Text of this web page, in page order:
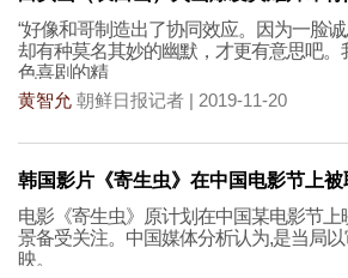
“好像和哥制造出了协同效应。因为一脸
却有种莫名其妙的幽默，才更有意思吧。
色喜剧的精
黄智允 朝鲜日报记者 | 2019-11-20
韩国影片《寄生虫》在中国电影节上被
电影《寄生虫》原计划在中国某电影节上
景备受关注。中国媒体分析认为,是当局
映。